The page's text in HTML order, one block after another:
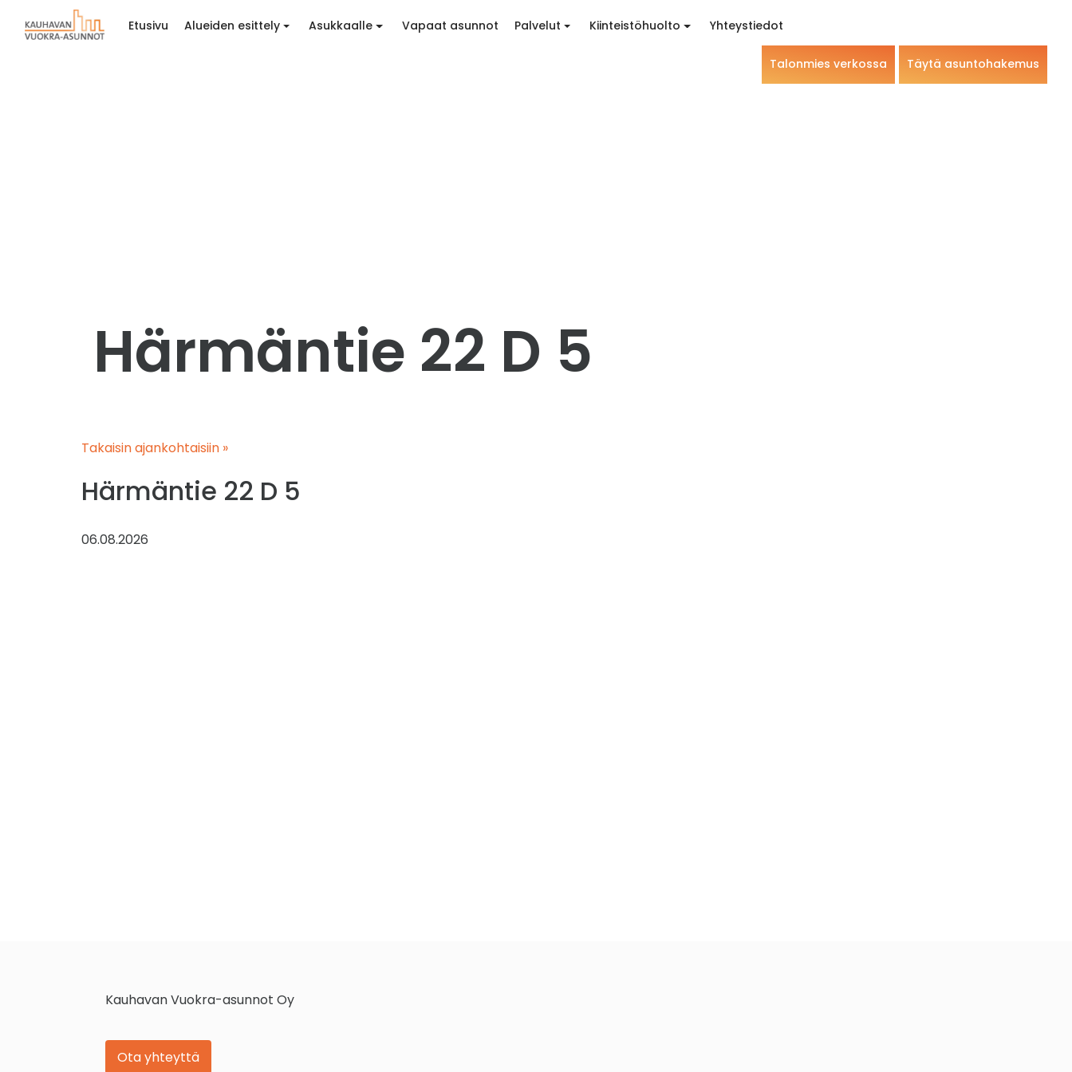
Etusivu Alueiden esittely Asukkaalle Vapaat asunnot Palvelut Kiinteistöhuolto Yhteystiedot
Täytä asuntohakemus
Talonmies verkossa
Härmäntie 22 D 5
Takaisin ajankohtaisiin »
Härmäntie 22 D 5
06.08.2026
Kauhavan Vuokra-asunnot Oy
Ota yhteyttä